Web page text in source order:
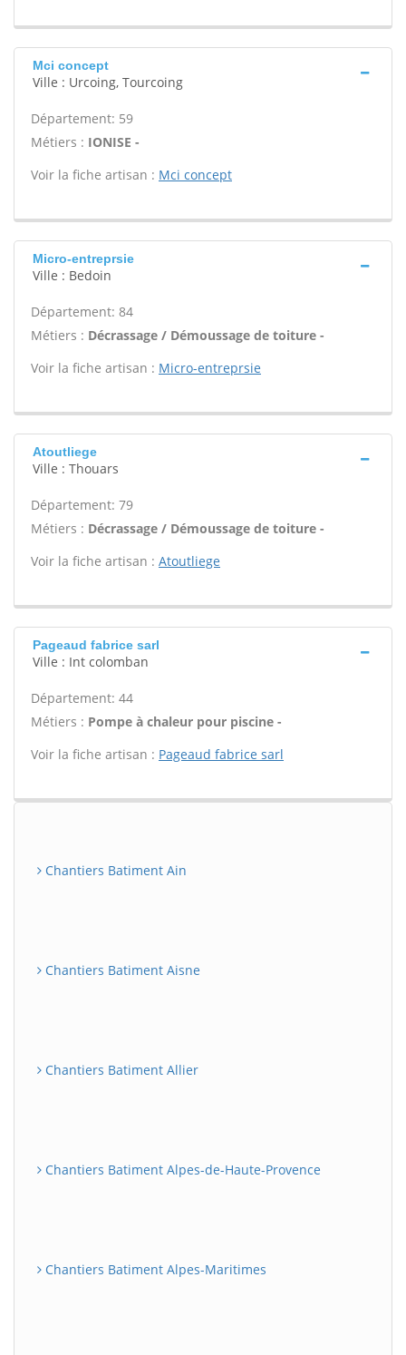
Mci concept
Ville : Urcoing, Tourcoing
Département: 59
Métiers : IONISE -
Voir la fiche artisan : Mci concept
Micro-entreprsie
Ville : Bedoin
Département: 84
Métiers : Décrassage / Démoussage de toiture -
Voir la fiche artisan : Micro-entreprsie
Atoutliege
Ville : Thouars
Département: 79
Métiers : Décrassage / Démoussage de toiture -
Voir la fiche artisan : Atoutliege
Pageaud fabrice sarl
Ville : Int colomban
Département: 44
Métiers : Pompe à chaleur pour piscine -
Voir la fiche artisan : Pageaud fabrice sarl
Chantiers Batiment Ain
Chantiers Batiment Aisne
Chantiers Batiment Allier
Chantiers Batiment Alpes-de-Haute-Provence
Chantiers Batiment Alpes-Maritimes